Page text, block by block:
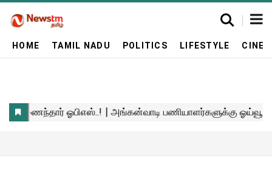
HOME TAMIL NADU POLITICS LIFESTYLE